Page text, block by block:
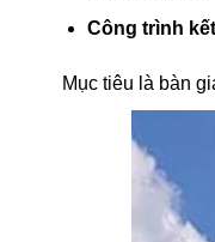
Công trình
Mục tiêu là bàn